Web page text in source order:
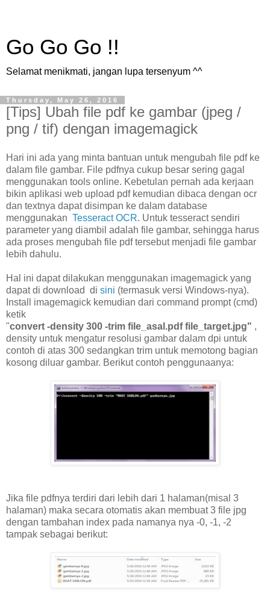
Go Go Go !!
Selamat menikmati, jangan lupa tersenyum ^^
Thursday, May 26, 2016
[Tips] Ubah file pdf ke gambar (jpeg /
png / tif) dengan imagemagick
Hari ini ada yang minta bantuan untuk mengubah file pdf ke
dalam file gambar. File pdfnya cukup besar sering gagal
menggunakan tools online. Kebetulan pernah ada kerjaan
bikin aplikasi web upload pdf kemudian dibaca dengan ocr
dan textnya dapat disimpan ke dalam database
menggunakan Tesseract OCR. Untuk tesseract sendiri
parameter yang diambil adalah file gambar, sehingga harus
ada proses mengubah file pdf tersebut menjadi file gambar
lebih dahulu.
Hal ini dapat dilakukan menggunakan imagemagick yang
dapat di download di sini (termasuk versi Windows-nya).
Install imagemagick kemudian dari command prompt (cmd)
ketik
"convert -density 300 -trim file_asal.pdf file_target.jpg" ,
density untuk mengatur resolusi gambar dalam dpi untuk
contoh di atas 300 sedangkan trim untuk memotong bagian
kosong diluar gambar. Berikut contoh penggunaanya:
Jika file pdfnya terdiri dari lebih dari 1 halaman(misal 3
halaman) maka secara otomatis akan membuat 3 file jpg
dengan tambahan index pada namanya nya -0, -1, -2
tampak sebagai berikut: